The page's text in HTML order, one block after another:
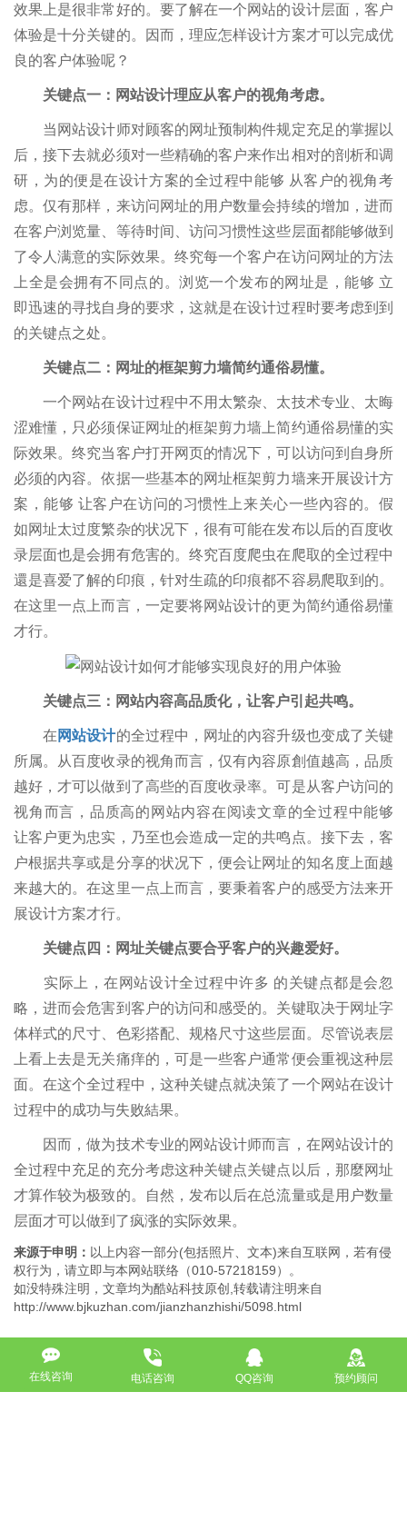
效果上是很非常好的。要了解在一个网站的设计层面，客户
体验是十分关键的。因而，理应怎样设计方案才可以完成优
良的客户体验呢？
关键点一：网站设计理应从客户的视角考虑。
当网站设计师对顾客的网址预制构件规定充足的掌握以
后，接下去就必须对一些精确的客户来作出相对的剖析和调
研，为的便是在设计方案的全过程中能够 从客户的视角考
虑。仅有那样，来访问网址的用户数量会持续的增加，进而
在客户浏览量、等待时间、访问习惯性这些层面都能够做到
了令人满意的实际效果。终究每一个客户在访问网址的方法
上全是会拥有不同点的。浏览一个发布的网址是，能够 立
即迅速的寻找自身的要求，这就是在设计过程时要考虑到到
的关键点之处。
关键点二：网址的框架剪力墙简约通俗易懂。
一个网站在设计过程中不用太繁杂、太技术专业、太晦
涩难懂，只必须保证网址的框架剪力墙上简约通俗易懂的实
际效果。终究当客户打开网页的情况下，可以访问到自身所
必须的內容。依据一些基本的网址框架剪力墙来开展设计方
案，能够 让客户在访问的习惯性上来关心一些內容的。假
如网址太过度繁杂的状况下，很有可能在发布以后的百度收
录层面也是会拥有危害的。终究百度爬虫在爬取的全过程中
還是喜爱了解的印痕，针对生疏的印痕都不容易爬取到的。
在这里一点上而言，一定要将网站设计的更为简约通俗易懂
才行。
关键点三：网站内容高品质化，让客户引起共鸣。
在 网站设计的全过程中，网址的內容升级也变成了关键
所属。从百度收录的视角而言，仅有內容原創值越高，品质
越好，才可以做到了高些的百度收录率。可是从客户访问的
视角而言，品质高的网站内容在阅读文章的全过程中能够
让客户更为忠实，乃至也会造成一定的共鸣点。接下去，客
户根据共享或是分享的状况下，便会让网址的知名度上面越
来越大的。在这里一点上而言，要秉着客户的感受方法来开
展设计方案才行。
关键点四：网址关键点要合乎客户的兴趣爱好。
实际上，在网站设计全过程中许多 的关键点都是会忽
略，进而会危害到客户的访问和感受的。关键取决于网址字
体样式的尺寸、色彩搭配、规格尺寸这些层面。尽管说表层
上看上去是无关痛痒的，可是一些客户通常便会重视这种层
面。在这个全过程中，这种关键点就决策了一个网站在设计
过程中的成功与失败結果。
因而，做为技术专业的网站设计师而言，在网站设计的
全过程中充足的充分考虑这种关键点关键点以后，那麼网址
才算作较为极致的。自然，发布以后在总流量或是用户数量
层面才可以做到了疯涨的实际效果。
来源于申明： 以上内容一部分(包括照片、文本)来自互联网，若有侵
权行为，请立即与本网站联络（010-57218159）。
如没特殊注明，文章均为酷站科技原创,转载请注明来自
http://www.bjkuzhan.com/jianzhanzhishi/5098.html
上一篇：2020新广告法禁用词案例来了，请收下！
在线咨询 电话咨询 QQ咨询 预约顾问